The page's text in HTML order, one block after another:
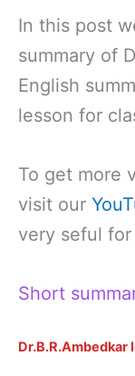
In this post
summary of
English
lesson for
To get more
visit our
very seful for
Short
Dr.B.R.Ambedkar